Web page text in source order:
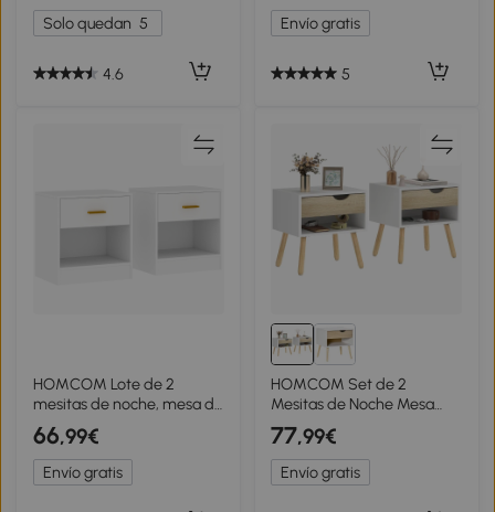
50x39x51 cm Blanco y
Madera Natural
Solo quedan 5
4.6
Almacenamiento para
Salón Dormitorio
Envío gratis
5
HOMCOM Lote de 2
mesitas de noche, mesa de
noche con 2 cajones y
estantes abiertos, estilo
moderno, 39x28x41 cm,
Blanco
66,99€
Envío gratis
HOMCOM Set de 2
Mesitas de Noche Mesa
Auxiliar Mesillas de Noche
con Cajón y Estante de
Almacenamiento para
Dormitorio Salón Cama
77,99€
Envío gratis